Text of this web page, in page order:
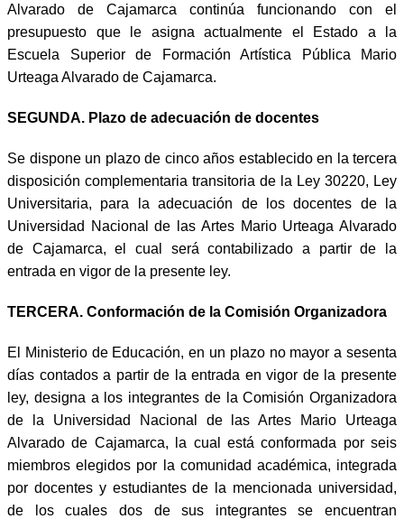
Alvarado de Cajamarca continúa funcionando con el
presupuesto que le asigna actualmente el Estado a la
Escuela Superior de Formación Artística Pública Mario
Urteaga Alvarado de Cajamarca.
SEGUNDA. Plazo de adecuación de docentes
Se dispone un plazo de cinco años establecido en la tercera
disposición complementaria transitoria de la Ley 30220, Ley
Universitaria, para la adecuación de los docentes de la
Universidad Nacional de las Artes Mario Urteaga Alvarado
de Cajamarca, el cual será contabilizado a partir de la
entrada en vigor de la presente ley.
TERCERA. Conformación de la Comisión Organizadora
El Ministerio de Educación, en un plazo no mayor a sesenta
días contados a partir de la entrada en vigor de la presente
ley, designa a los integrantes de la Comisión Organizadora
de la Universidad Nacional de las Artes Mario Urteaga
Alvarado de Cajamarca, la cual está conformada por seis
miembros elegidos por la comunidad académica, integrada
por docentes y estudiantes de la mencionada universidad,
de los cuales dos de sus integrantes se encuentran